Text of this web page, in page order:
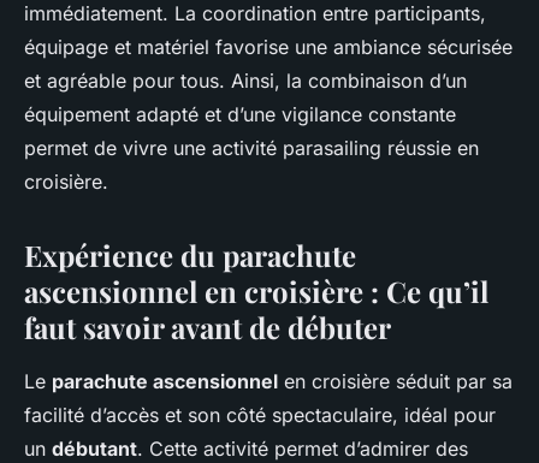
immédiatement. La coordination entre participants,
équipage et matériel favorise une ambiance sécurisée
et agréable pour tous. Ainsi, la combinaison d’un
équipement adapté et d’une vigilance constante
permet de vivre une activité parasailing réussie en
croisière.
Expérience du parachute
ascensionnel en croisière : Ce qu’il
faut savoir avant de débuter
Le parachute ascensionnel en croisière séduit par sa
facilité d’accès et son côté spectaculaire, idéal pour
un débutant. Cette activité permet d’admirer des